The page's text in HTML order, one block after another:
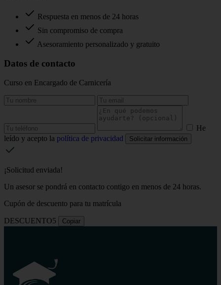
Respuesta en menos de 24 horas
Sin compromiso de compra
Asesoramiento personalizado y gratuito
Datos de contacto
Curso en Encargado de Carnicería
He
leído y acepto la política de privacidad Solicitar información
¡Solicitud enviada!
Un asesor se pondrá en contacto contigo en menos de 24 horas.
Cupón de descuento para tu matrícula
DESCUENTO5 Copiar